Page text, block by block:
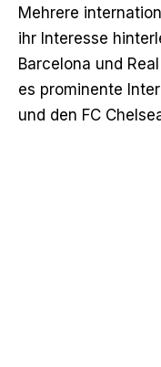
Mehrere
ihr Interesse
Barcelona und
es prominente
und den FC